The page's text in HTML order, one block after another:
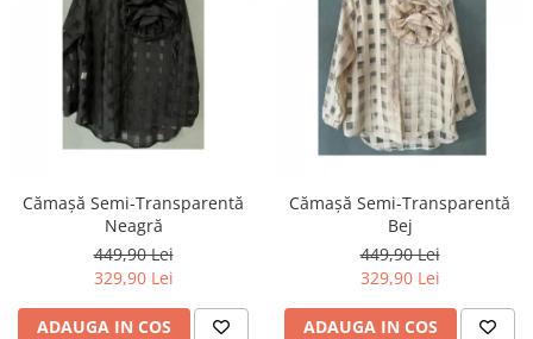
Cămașă Semi-Transparentă
Neagră
449,90 Lei
329,90 Lei
ADAUGA IN COS
Cămașă Semi-Transparentă
Bej
449,90 Lei
329,90 Lei
ADAUGA IN COS